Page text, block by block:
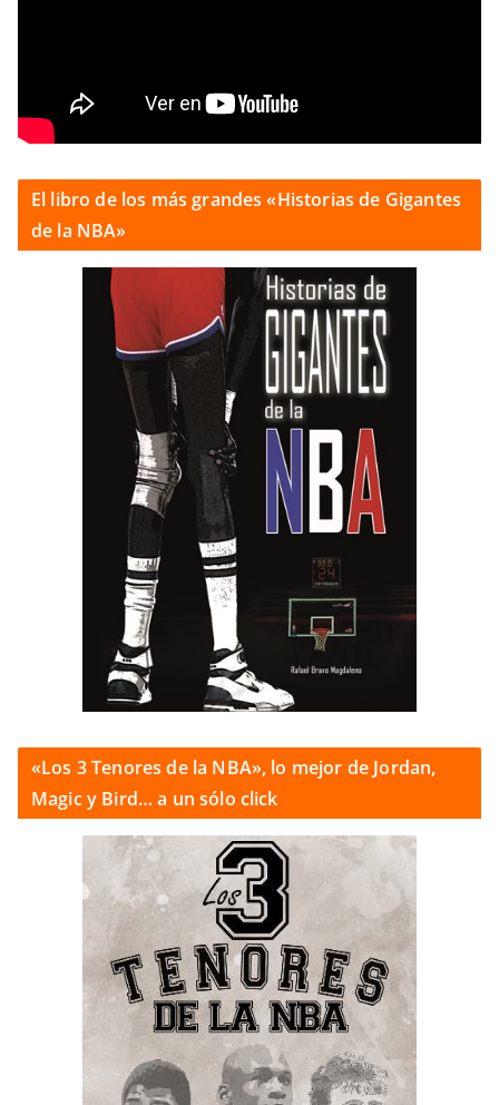
El libro de los más grandes «Historias de Gigantes
de la NBA»
«Los 3 Tenores de la NBA», lo mejor de Jordan,
Magic y Bird… a un sólo click